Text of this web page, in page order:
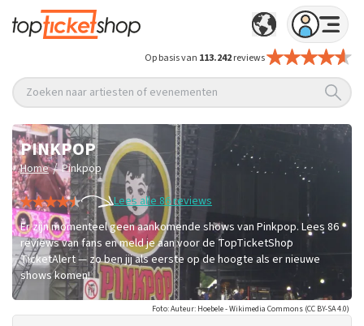
Op basis van 113.242reviews
Zoeken naar artiesten of evenementen
PINKPOP
Home / Pinkpop
Lees alle 86 reviews
Er zijn momenteel geen aankomende shows van Pinkpop. Lees 86
reviews van fans en meld je aan voor de TopTicketShop
TicketAlert — zo ben jij als eerste op de hoogte als er nieuwe
shows komen!
Foto: Auteur: Hoebele - Wikimedia Commons (CC BY-SA 4.0)